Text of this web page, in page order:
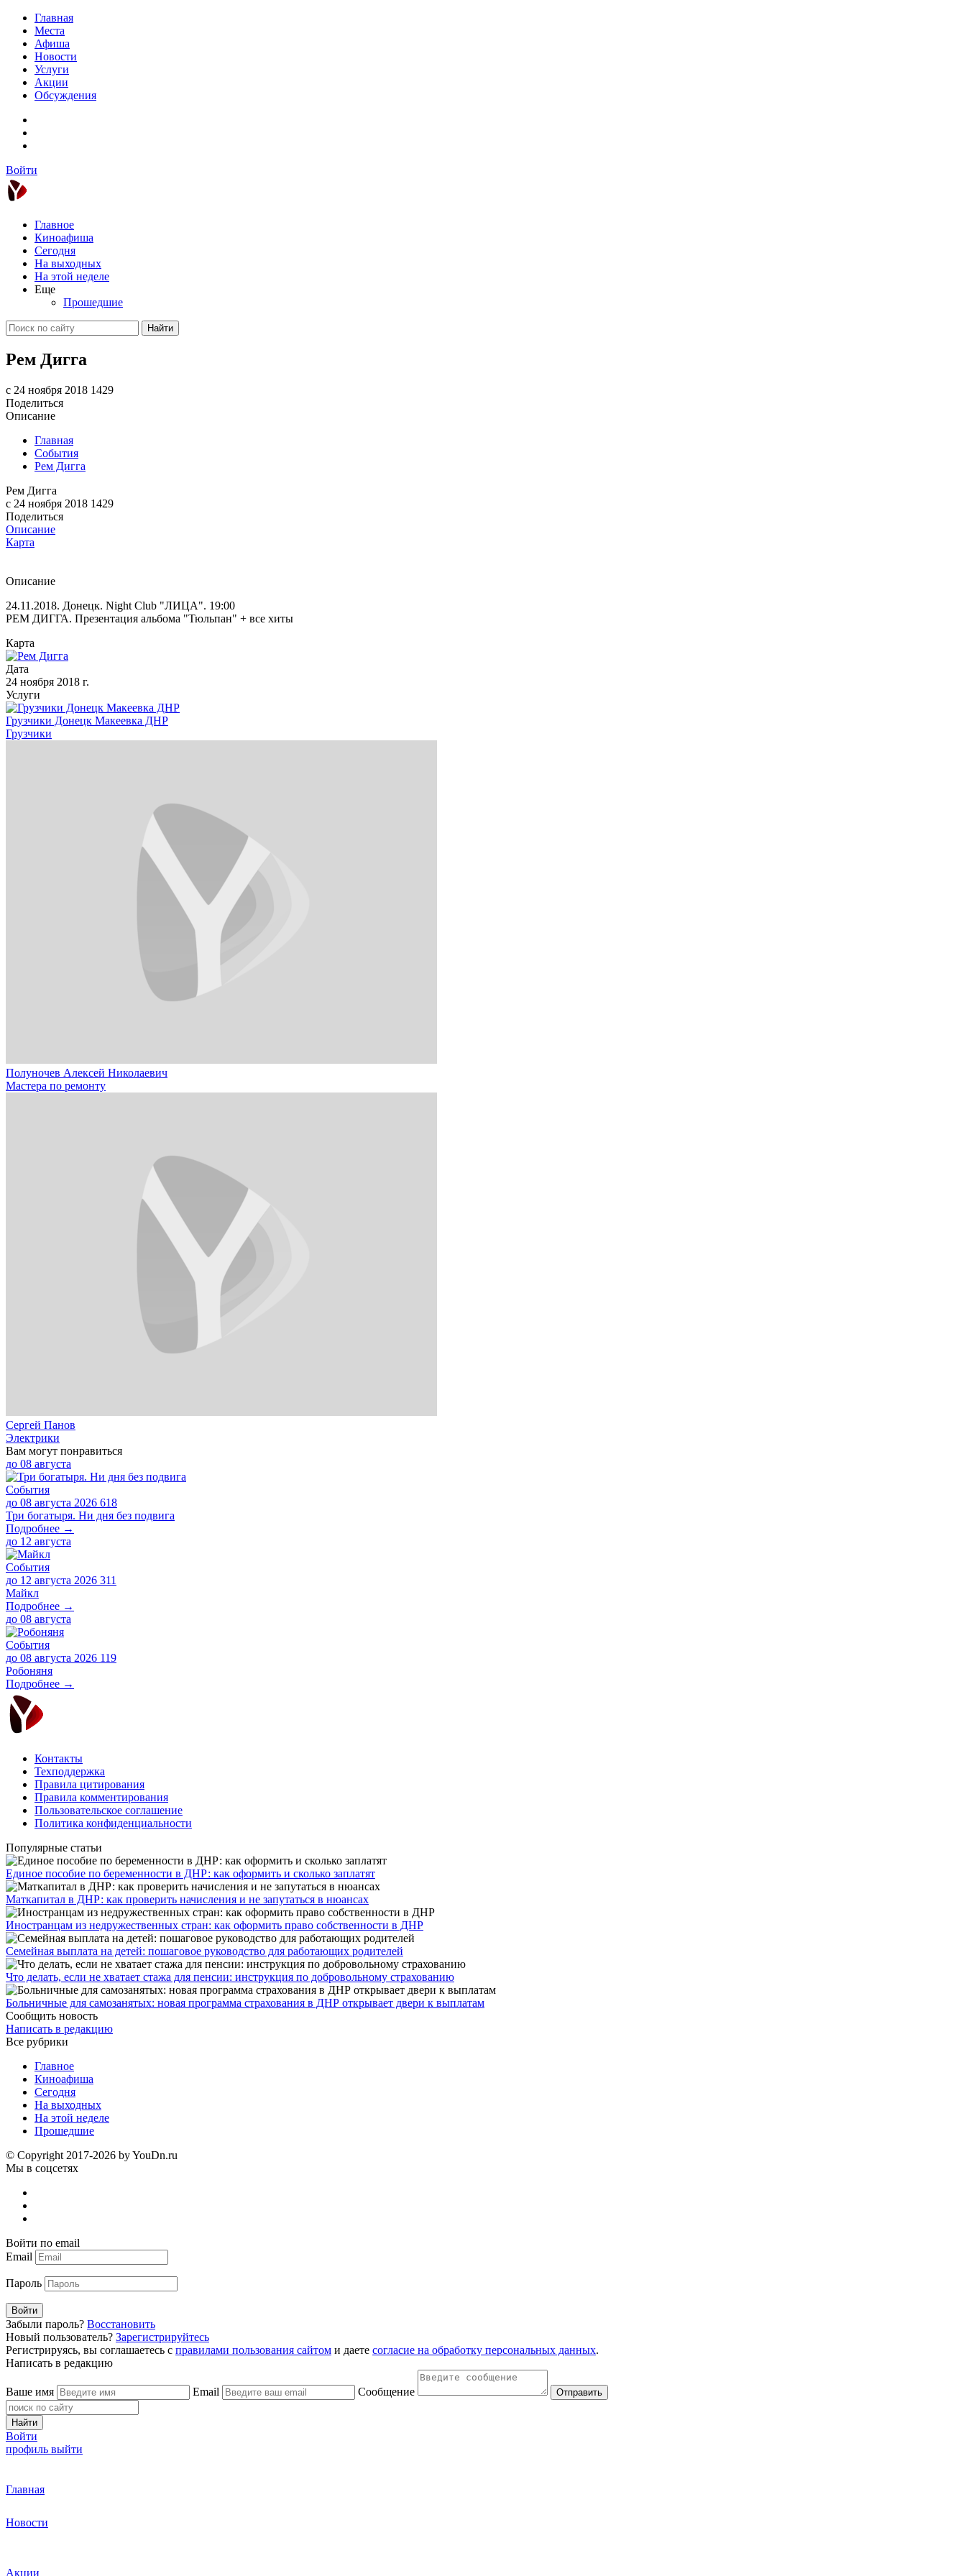
Главная
Места
Афиша
Новости
Услуги
Акции
Обсуждения
Войти
Главное
Киноафиша
Сегодня
На выходных
На этой неделе
Еще
Прошедшие
Найти
Рем Дигга
c 24 ноября 2018 1429
Поделиться
Описание
Главная
События
Рем Дигга
Рем Дигга
c 24 ноября 2018 1429
Поделиться
Описание
Карта
Описание
24.11.2018. Донецк. Night Club "ЛИЦА". 19:00
РЕМ ДИГГА. Презентация альбома "Тюльпан" + все хиты
Карта
Дата
24 ноября 2018 г.
Услуги
Грузчики Донецк Макеевка ДНР
Грузчики
Полуночев Алексей Николаевич
Мастера по ремонту
Сергей Панов
Электрики
Вам могут понравиться
до 08 августа
События
до 08 августа 2026 618
Три богатыря. Ни дня без подвига
Подробнее →
до 12 августа
События
до 12 августа 2026 311
Майкл
Подробнее →
до 08 августа
События
до 08 августа 2026 119
Робоняня
Подробнее →
Контакты
Техподдержка
Правила цитирования
Правила комментирования
Пользовательское соглашение
Политика конфиденциальности
Популярные статьи
Единое пособие по беременности в ДНР: как оформить и сколько заплатят
​Маткапитал в ДНР: как проверить начисления и не запутаться в нюансах
Иностранцам из недружественных стран: как оформить право собственности в ДНР
Семейная выплата на детей: пошаговое руководство для работающих родителей
Что делать, если не хватает стажа для пенсии: инструкция по добровольному страхованию
Больничные для самозанятых: новая программа страхования в ДНР открывает двери к выплатам
Сообщить новость
Написать в редакцию
Все рубрики
Главное
Киноафиша
Сегодня
На выходных
На этой неделе
Прошедшие
© Copyright 2017-2026 by YouDn.ru
Мы в соцсетях
Войти по email
Email
Пароль
Войти
Забыли пароль? Восстановить
Новый пользователь? Зарегистрируйтесь
Регистрируясь, вы соглашаетесь с правилами пользования сайтом и даете согласие на обработку персональных данных.
Написать в редакцию
Ваше имя Email Сообщение Отправить
Найти
Войти
профиль выйти
Главная
Новости
Акции